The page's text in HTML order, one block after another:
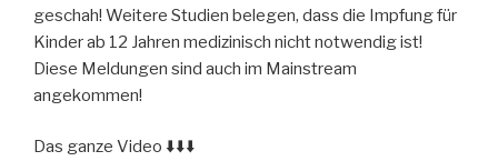
geschah! Weitere Studien belegen, dass die Impfung für
Kinder ab 12 Jahren medizinisch nicht notwendig ist!
Diese Meldungen sind auch im Mainstream
angekommen!
Das ganze Video ⬇️⬇️⬇️